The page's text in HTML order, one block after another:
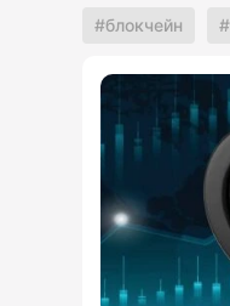
блокчейн